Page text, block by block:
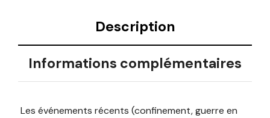
Description
Informations complémentaires
Les événements récents (confinement, guerre en